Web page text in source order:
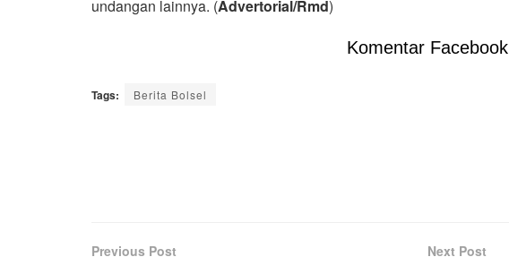
undangan lainnya. (Advertorial/Rmd)
Komentar Facebook
Tags: Berita Bolsel
Previous Post Next Post